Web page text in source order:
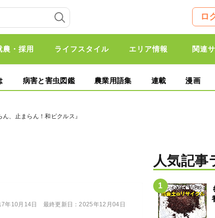
ロ
農・採用 ライフスタイル エリア情報 関連
病害と害虫図鑑 農業用語集 連載 漫画
、止まらん！和ピクルス』
年10月14日 最終更新日：2025年12月04日
人気記事